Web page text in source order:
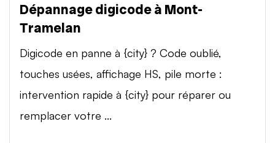
Dépannage digicode à Mont-
Tramelan
Digicode en panne à {city} ? Code oublié,
touches usées, affichage HS, pile morte :
intervention rapide à {city} pour réparer ou
remplacer votre ...